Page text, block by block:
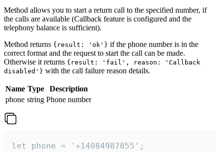
Method allows you to start a return call to the specified number, if
the calls are available (Callback feature is configured and the
telephony balance is sufficient).
Method returns {result: 'ok'} if the phone number is in the
correct format and the request to start the call can be made.
Otherwise it returns {result: 'fail', reason: 'Callback
disabled'} with the call failure reason details.
Name Type
Description
phone string Phone number
let phone = '+14084987855';